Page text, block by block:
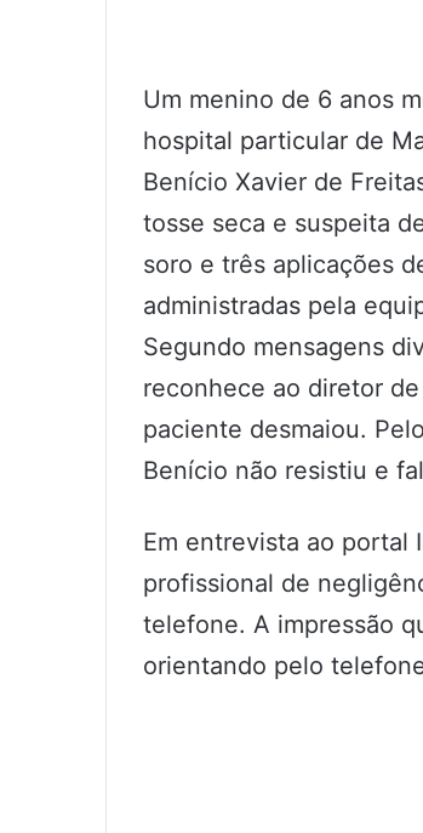
Um menino de 6 anos
hospital particular de
Benício Xavier de
tosse seca e suspeita
soro e três aplicações
administradas pela
Segundo mensagens
reconhece ao diretor
paciente desmaiou.
Benício não resistiu e
Em entrevista ao portal
profissional de
telefone. A impressão
orientando pelo